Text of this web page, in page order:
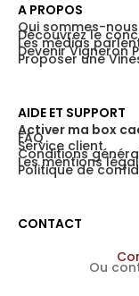
CONTACT
Ou
AIDE ET SUPPORT
Activer ma box
FAQ
Service client
Conditions
Les mentions
Politique de
A PROPOS
Qui sommes-nous
Découvrez le
Les médias
Devenir Vigneron
Proposer une